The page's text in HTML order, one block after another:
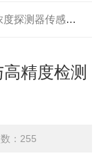
传感原理与高精度检测算法研究
精度检测
：255